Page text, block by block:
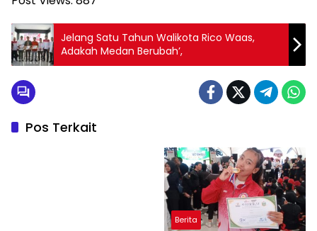
Jelang Satu Tahun Walikota Rico Waas,
Adakah Medan Berubah’,
Pos Terkait
Berita